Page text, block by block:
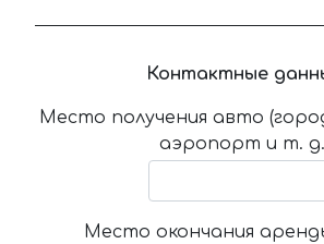
Контактные
Место получения авто
аэропорт и т.
Место окончания